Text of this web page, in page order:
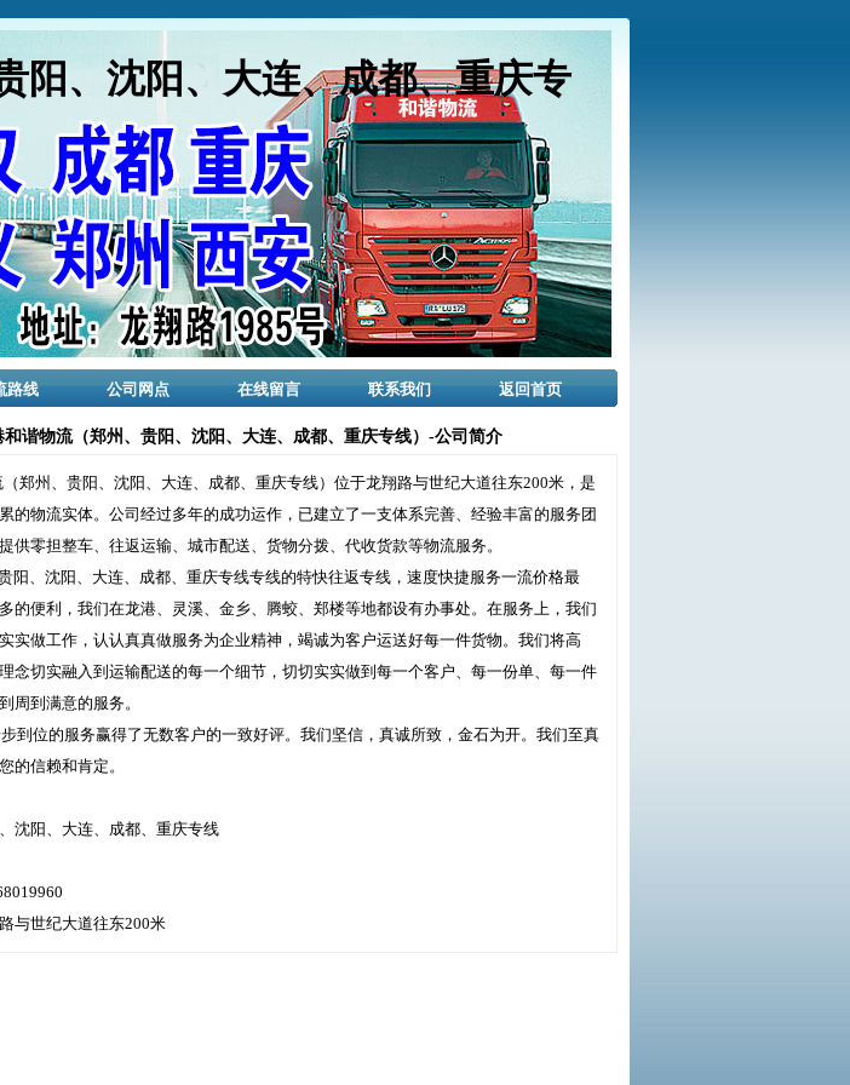
阳、沈阳、大连、成都、重庆专
路线 公司网点 在线留言 联系我们 返回首页
和谐物流（郑州、贵阳、沈阳、大连、成都、重庆专线）-公司简介
郑州、贵阳、沈阳、大连、成都、重庆专线）位于龙翔路与世纪大道往东200米，是
的物流实体。公司经过多年的成功运作，已建立了一支体系完善、经验丰富的服务团
供零担整车、往返运输、城市配送、货物分拨、代收货款等物流服务。
阳、沈阳、大连、成都、重庆专线专线的特快往返专线，速度快捷服务一流价格最
的便利，我们在龙港、灵溪、金乡、腾蛟、郑楼等地都设有办事处。在服务上，我们
实做工作，认认真真做服务为企业精神，竭诚为客户运送好每一件货物。我们将高
念切实融入到运输配送的每一个细节，切切实实做到每一个客户、每一份单、每一件
周到满意的服务。
到位的服务赢得了无数客户的一致好评。我们坚信，真诚所致，金石为开。我们至真
的信赖和肯定。
沈阳、大连、成都、重庆专线
与世纪大道往东200米